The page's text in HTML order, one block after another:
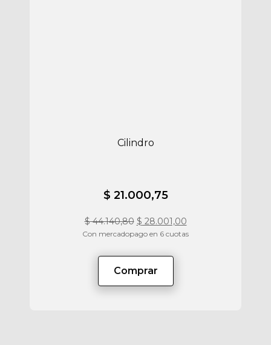
Cilindro
$ 21.000,75
$44.140,80 $ 28.001,00
Con mercadopago en 6 cuotas
Comprar